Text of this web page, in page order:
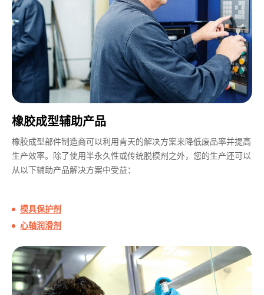
橡胶成型辅助产品
橡胶成型部件制造商可以利用肯天的解决方案来降低废品率并提高
生产效率。除了使用半永久性或传统脱模剂之外，您的生产还可以
从以下辅助产品解决方案中受益：
模具保护剂
心轴润滑剂